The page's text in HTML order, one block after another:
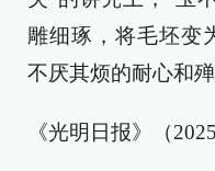
雕细琢，将毛坯变
不厌其烦的耐心和
《光明日报》（